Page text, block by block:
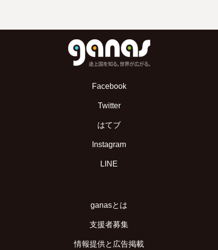
Facebook
Twitter
はてブ
Instagram
LINE
ganasとは
支援者募集
情報提供と広告掲載